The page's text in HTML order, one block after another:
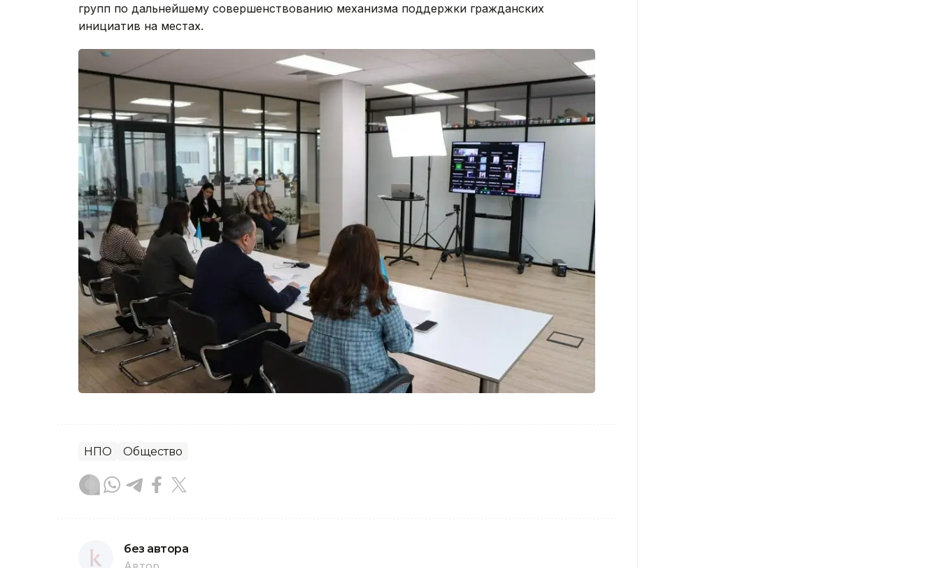
групп по дальнейшему совершенствованию механизма поддержки гражданских
инициатив на местах.
НПО Общество
без автора